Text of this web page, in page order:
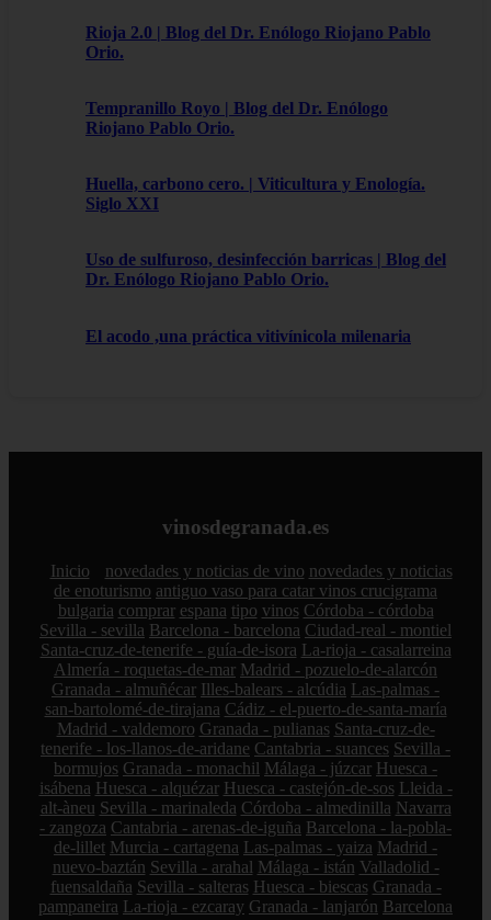
Rioja 2.0 | Blog del Dr. Enólogo Riojano Pablo
Orio.
Tempranillo Royo | Blog del Dr. Enólogo
Riojano Pablo Orio.
Huella, carbono cero. | Viticultura y Enología.
Siglo XXI
Uso de sulfuroso, desinfección barricas | Blog del
Dr. Enólogo Riojano Pablo Orio.
El acodo ,una práctica vitivínicola milenaria
vinosdegranada.es
Inicio novedades y noticias de vino novedades y noticias
de enoturismo antiguo vaso para catar vinos crucigrama
bulgaria comprar espana tipo vinos Córdoba - córdoba
Sevilla - sevilla Barcelona - barcelona Ciudad-real - montiel
Santa-cruz-de-tenerife - guía-de-isora La-rioja - casalarreina
Almería - roquetas-de-mar Madrid - pozuelo-de-alarcón
Granada - almuñécar Illes-balears - alcúdia Las-palmas -
san-bartolomé-de-tirajana Cádiz - el-puerto-de-santa-maría
Madrid - valdemoro Granada - pulianas Santa-cruz-de-
tenerife - los-llanos-de-aridane Cantabria - suances Sevilla -
bormujos Granada - monachil Málaga - júzcar Huesca -
isábena Huesca - alquézar Huesca - castejón-de-sos Lleida -
alt-àneu Sevilla - marinaleda Córdoba - almedinilla Navarra
- zangoza Cantabria - arenas-de-iguña Barcelona - la-pobla-
de-lillet Murcia - cartagena Las-palmas - yaiza Madrid -
nuevo-baztán Sevilla - arahal Málaga - istán Valladolid -
fuensaldaña Sevilla - salteras Huesca - biescas Granada -
pampaneira La-rioja - ezcaray Granada - lanjarón Barcelona